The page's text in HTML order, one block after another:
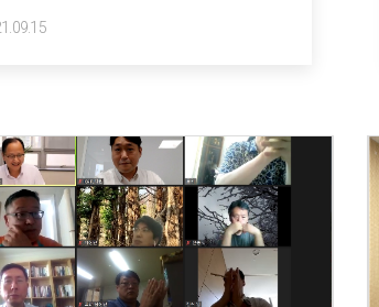
호텔에서 「퇴직자·재직자
력생태계 지원사업 일환으로 시행한
교육은 원자력분야 2년 이상 경력을
한 원전기업 재직자와 퇴직자 37명을
으로 원전해체 분야로의 경력전환
을 위한 기본과정으로 꾸려졌다.교육
차에는 원전해체 산업 육성전략
계획, 국내외 원전해체 시장 동향,